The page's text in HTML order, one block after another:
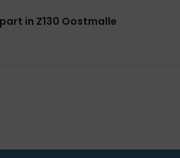
in Z130 Oostmalle